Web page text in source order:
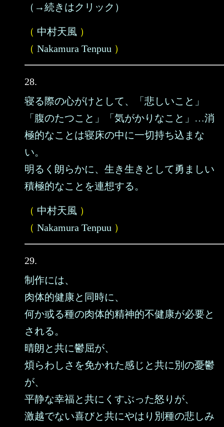
（→続きはクリック）
（ 中村天風 ）
（ Nakamura Tenpuu ）
28.
寝る際の心がけとして、「悲しいこと」
「腹のたつこと」「気がかりなこと」…消
極的なことは寝床の中に一切持ち込まな
い。
明るく朗らかに、生き生きとして勇ましい
積極的なことを連想する。
（ 中村天風 ）
（ Nakamura Tenpuu ）
29.
制作には、
肉体的健康と同時に、
何か或る種の肉体的精神的不健康が必要と
される。
晴朗と共に鬱屈が、
煩らわしさを免かれた感じと共に別の憂鬱
が、
平静な幸福と共にくすぶった怒りが、
激越でない喜びと共にやはり別種の悲しみ